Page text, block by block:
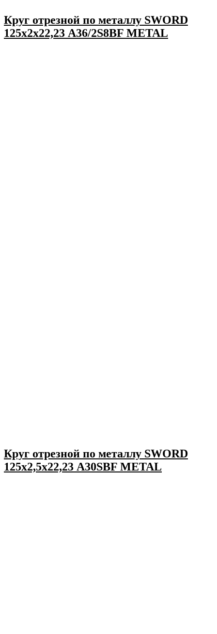
Круг отрезной по металлу SWORD
125х2х22,23 A36/2S8BF METAL
Круг отрезной по металлу SWORD
125х2,5х22,23 A30SBF METAL